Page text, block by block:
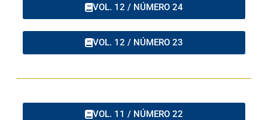
VOL. 12 / NÚMERO 24
VOL. 12 / NÚMERO 23
VOL. 11 / NÚMERO 22